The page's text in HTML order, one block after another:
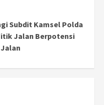
Subdit Kamsel Polda
Jalan Berpotensi